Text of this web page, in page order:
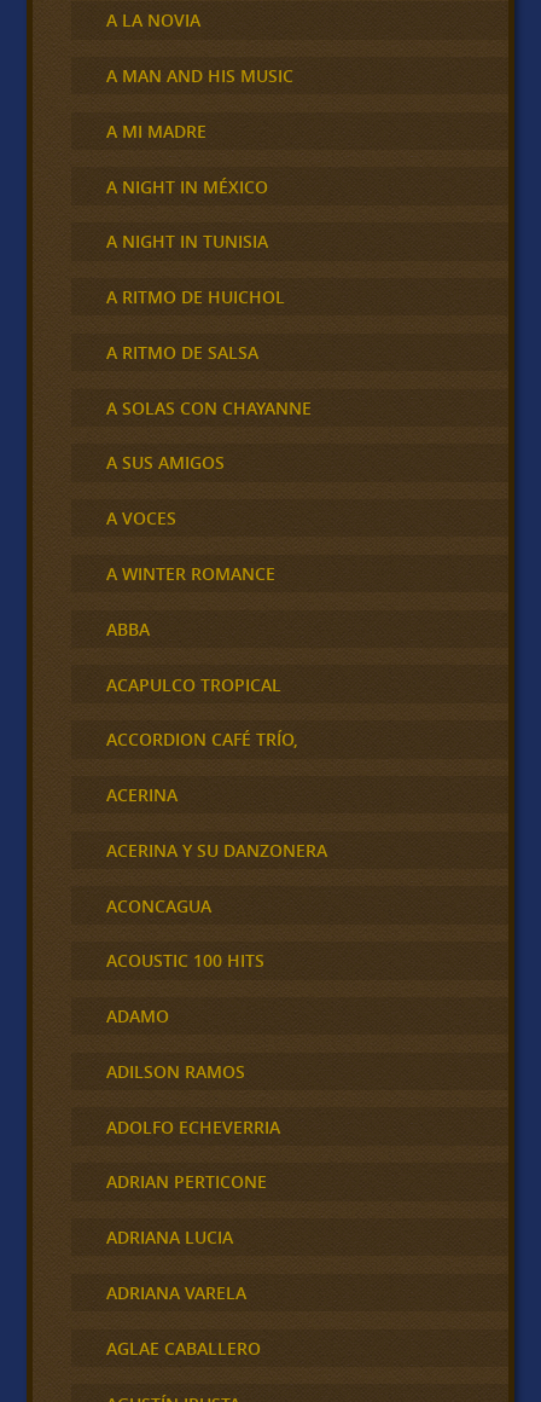
A LA NOVIA
A MAN AND HIS MUSIC
A MI MADRE
A NIGHT IN MÉXICO
A NIGHT IN TUNISIA
A RITMO DE HUICHOL
A RITMO DE SALSA
A SOLAS CON CHAYANNE
A SUS AMIGOS
A VOCES
A WINTER ROMANCE
ABBA
ACAPULCO TROPICAL
ACCORDION CAFÉ TRÍO,
ACERINA
ACERINA Y SU DANZONERA
ACONCAGUA
ACOUSTIC 100 HITS
ADAMO
ADILSON RAMOS
ADOLFO ECHEVERRIA
ADRIAN PERTICONE
ADRIANA LUCIA
ADRIANA VARELA
AGLAE CABALLERO